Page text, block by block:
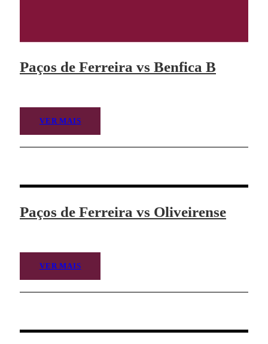
Paços de Ferreira vs Benfica B
VER MAIS
Paços de Ferreira vs Oliveirense
VER MAIS